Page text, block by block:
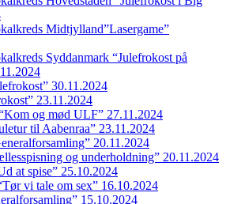
Midtjylland”Lasergame”
Syddanmark “Julefrokost på
30.11.2024
23.11.2024
og mød ULF” 27.11.2024
til Aabenraa” 23.11.2024
20.11.2024
og underholdning” 20.11.2024
at spise” 25.10.2024
vi tale om sex” 16.10.2024
15.10.2024